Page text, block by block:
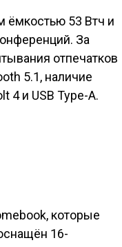
ёмкостью 53 Втч и
За
отпечатков
5.1, наличие
4 и USB Type-A.
которые
16-